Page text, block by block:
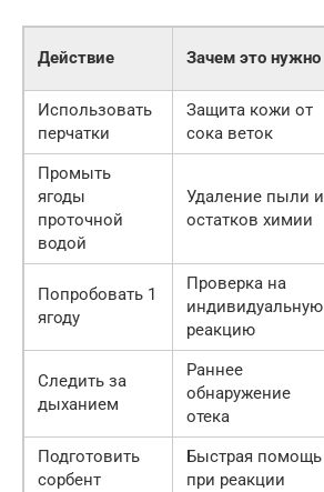
Действие Зачем это нужно
Использовать
перчатки
Защита кожи от
сока веток
Промыть
ягоды
проточной
водой
Удаление пыли и
остатков химии
Попробовать 1
ягоду
Проверка на
индивидуальную
реакцию
Следить за
дыханием
Раннее
обнаружение
отека
Подготовить
сорбент
Быстрая помощь
при реакции